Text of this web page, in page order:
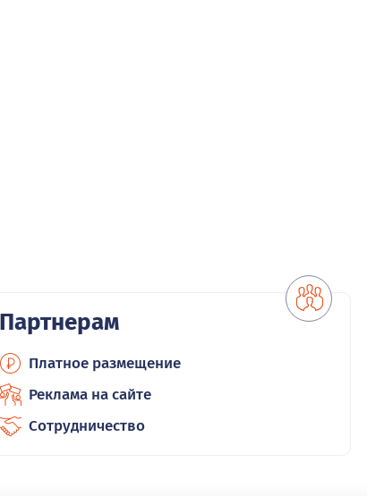
Партнерам
Платное размещение
Реклама на сайте
Сотрудничество